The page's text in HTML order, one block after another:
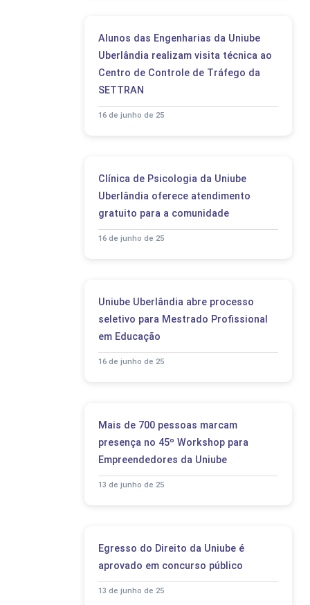
Alunos das Engenharias da Uniube
Uberlândia realizam visita técnica ao
Centro de Controle de Tráfego da
SETTRAN
16 de junho de 25
Clínica de Psicologia da Uniube
Uberlândia oferece atendimento
gratuito para a comunidade
16 de junho de 25
Uniube Uberlândia abre processo
seletivo para Mestrado Profissional
em Educação
16 de junho de 25
Mais de 700 pessoas marcam
presença no 45º Workshop para
Empreendedores da Uniube
13 de junho de 25
Egresso do Direito da Uniube é
aprovado em concurso público
13 de junho de 25